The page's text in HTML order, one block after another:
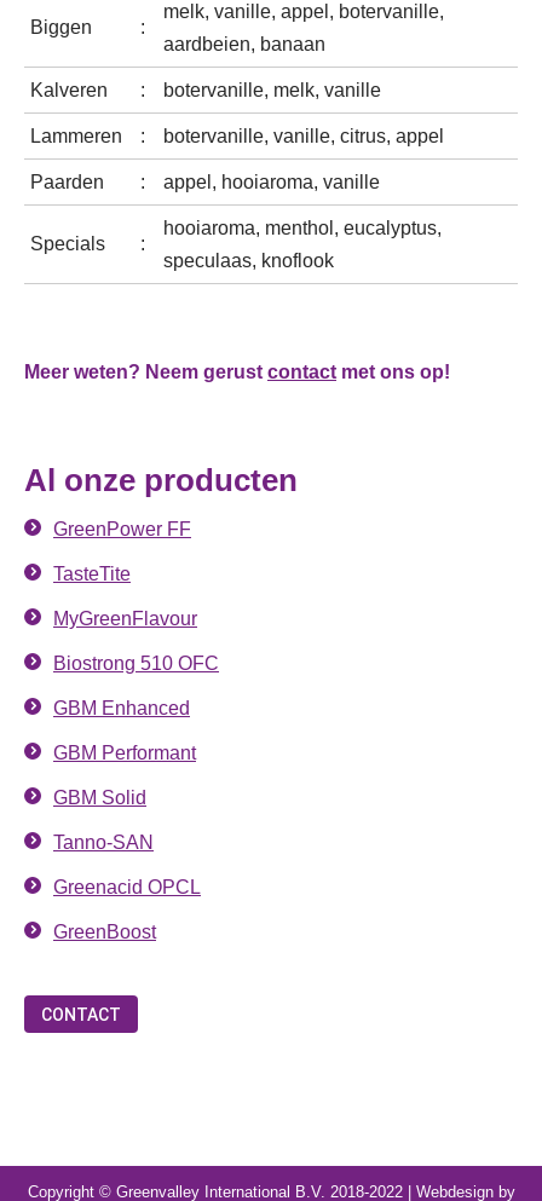
Biggen :
melk, vanille, appel, botervanille,
aardbeien, banaan
Kalveren : botervanille, melk, vanille
Lammeren : botervanille, vanille, citrus, appel
Paarden : appel, hooiaroma, vanille
Specials :
hooiaroma, menthol, eucalyptus,
speculaas, knoflook
Meer weten? Neem gerust contact met ons op!
Al onze producten
GreenPower FF
TasteTite
MyGreenFlavour
Biostrong 510 OFC
GBM Enhanced
GBM Performant
GBM Solid
Tanno-SAN
Greenacid OPCL
GreenBoost
CONTACT
Copyright © Greenvalley International B.V. 2018-2022 | Webdesign by